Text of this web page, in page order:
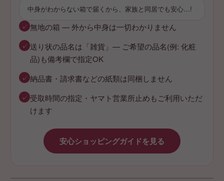
中身がわからない箱で届くから、家族と同居でも安心…!
✓ 無地の箱 — 外から中身は一切わかりません
✓ 送り状の品名は「雑貨」— ご希望の品名(例: 化粧
品)も備考欄で指定OK
✓ 納品書・請求書などの紙類は同梱しません
✓ 受取時間の指定・ヤマト営業所止めもご利用いただ
けます
安心ショッピングガイドを見る